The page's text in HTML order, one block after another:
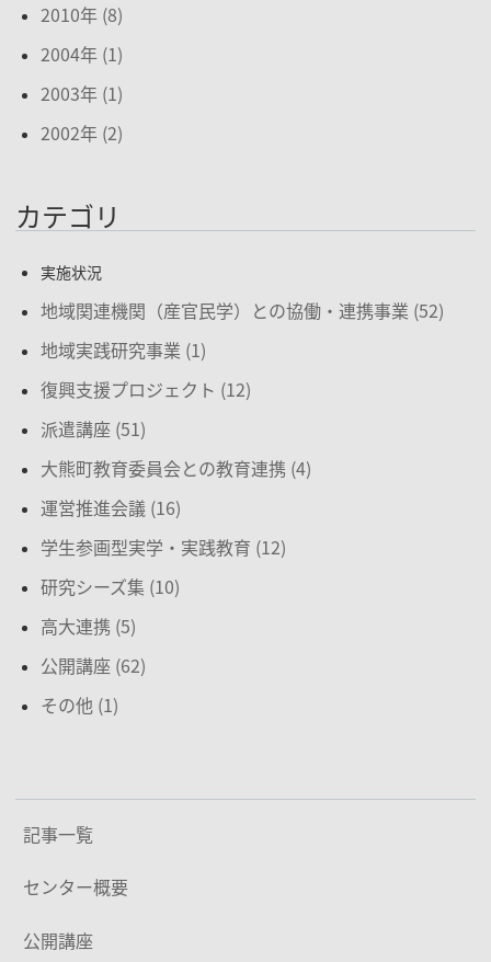
2010年 (8)
2004年 (1)
2003年 (1)
2002年 (2)
カテゴリ
実施状況
地域関連機関（産官民学）との協働・連携事業 (52)
地域実践研究事業 (1)
復興支援プロジェクト (12)
派遣講座 (51)
大熊町教育委員会との教育連携 (4)
運営推進会議 (16)
学生参画型実学・実践教育 (12)
研究シーズ集 (10)
高大連携 (5)
公開講座 (62)
その他 (1)
記事一覧
センター概要
公開講座